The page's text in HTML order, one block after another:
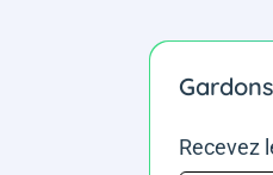
Recevez